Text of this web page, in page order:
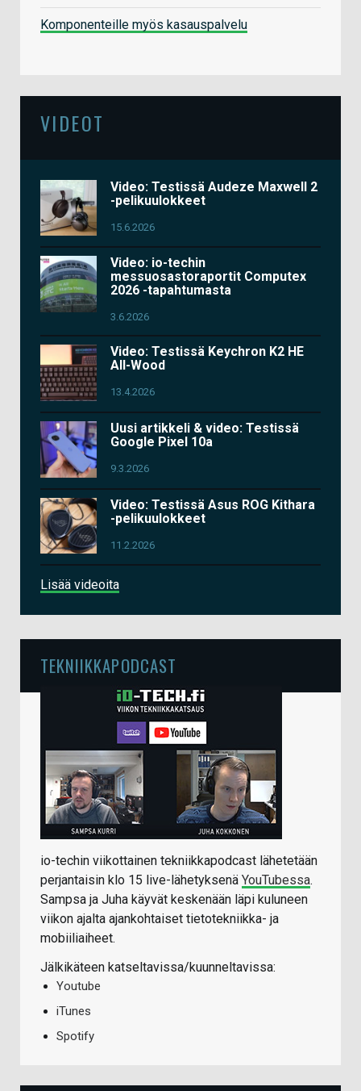
Komponenteille myös kasauspalvelu
VIDEOT
Video: Testissä Audeze Maxwell 2
-pelikuulokkeet
15.6.2026
Video: io-techin
messuosastoraportit Computex
2026 -tapahtumasta
3.6.2026
Video: Testissä Keychron K2 HE
All-Wood
13.4.2026
Uusi artikkeli & video: Testissä
Google Pixel 10a
9.3.2026
Video: Testissä Asus ROG Kithara
-pelikuulokkeet
11.2.2026
Lisää videoita
TEKNIIKKAPODCAST
io-techin viikottainen tekniikkapodcast lähetetään
perjantaisin klo 15 live-lähetyksenä YouTubessa.
Sampsa ja Juha käyvät keskenään läpi kuluneen
viikon ajalta ajankohtaiset tietotekniikka- ja
mobiiliaiheet.
Jälkikäteen katseltavissa/kuunneltavissa:
Youtube
iTunes
Spotify